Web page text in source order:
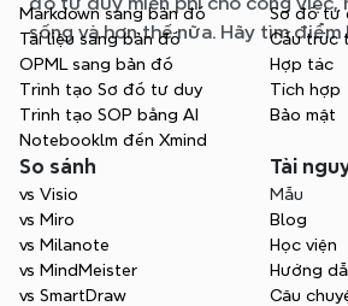
sống và hơn thế nữa. Hãy tìm
và bỏ qua trang giấy trắng.
Markdown sang bản đồ
Tài liệu sang bản đồ
OPML sang bản đồ
Trình tạo Sơ đồ tư duy
Trình tạo SOP bằng AI
Notebooklm đến Xmind
Sơ đồ tư
Cấu trúc
Hợp tác
Tích hợp
Bảo mật
So sánh
vs Visio
vs Miro
vs Milanote
vs MindMeister
vs SmartDraw
Tài
Mẫu
Blog
Học viện
Hướng
Câu